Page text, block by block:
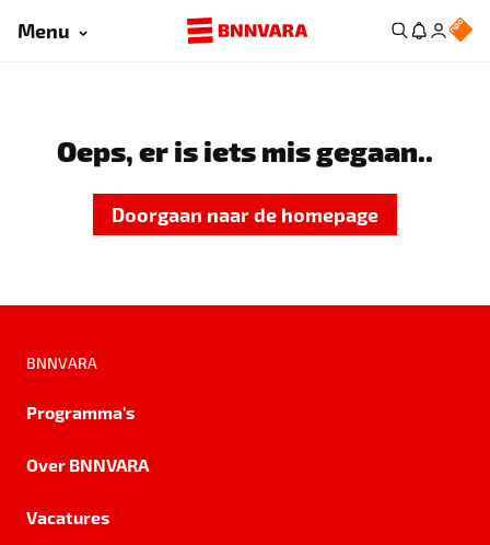
Menu
Oeps, er is iets mis gegaan..
Doorgaan naar de homepage
BNNVARA
Programma's
Over BNNVARA
Vacatures